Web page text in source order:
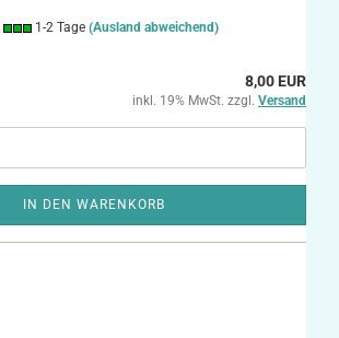
1-2 Tage (Ausland abweichend)
8,00 EUR
inkl. 19% MwSt. zzgl. Versand
IN DEN WARENKORB